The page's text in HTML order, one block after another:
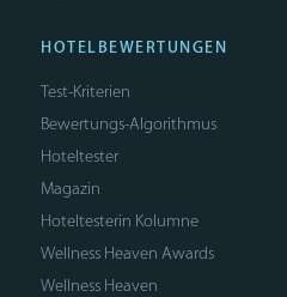
HOTELBEWERTUNGEN
Test-Kriterien
Bewertungs-Algorithmus
Hoteltester
Magazin
Hoteltesterin Kolumne
Wellness Heaven Awards
Wellness Heaven